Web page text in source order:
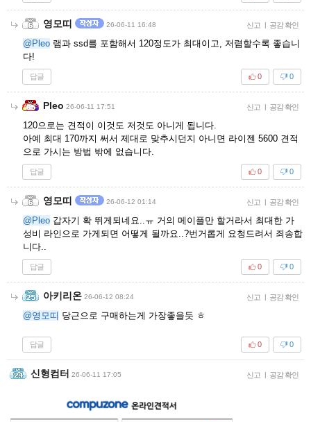
영모띠 26-06-11 16:48 신고 | 공감 확인
@Pleo 램과 ssd를 포함해서 120정도가 최대이고, 저렴할수록 좋습니
다!
답글 0
0
Pleo 26-06-11 17:51 신고 | 공감 확인
120으로는 견적이 이것도 저것도 아니게 됩니다.
아예 최대 170까지 써서 제대로 맞추시던지 아니면 라이젠 5600 견적
으로 가시는 방법 밖에 없습니다.
답글 0
0
영모띠 26-06-12 01:14 신고 | 공감 확인
@Pleo 갑자기 확 뛰게되네요..ㅠ 거의 메이플만 할거라서 최대한 가
성비 라인으로 가게되면 어떻게 될까요..?번거롭게 요청드려서 죄송합
니다..
답글 0
0
아키리온 26-06-12 08:24 신고 | 공감 확인
@영모띠 당근으로 구매하는게 가장좋을듯 ㅎ
답글 0
0
신형컴터 26-06-11 17:05 신고 | 공감 확인